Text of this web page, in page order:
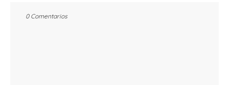
0 Comentarios